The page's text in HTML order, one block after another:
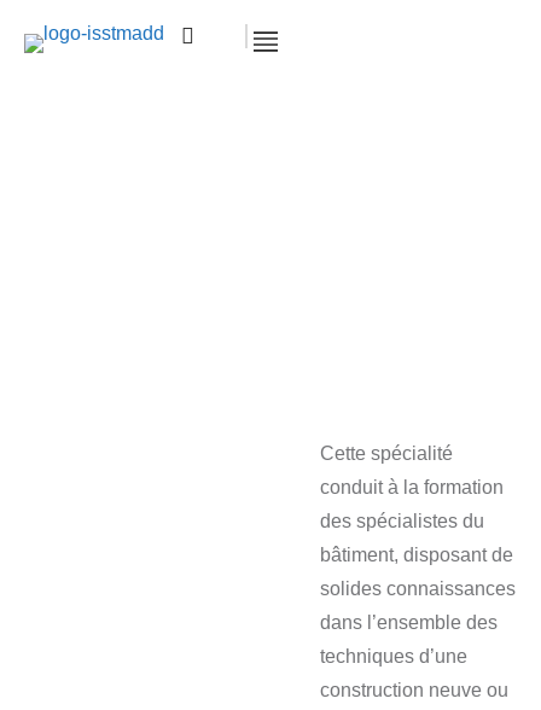
Cette spécialité
conduit à la formation
des spécialistes du
bâtiment, disposant de
solides connaissances
dans l’ensemble des
techniques d’une
construction neuve ou